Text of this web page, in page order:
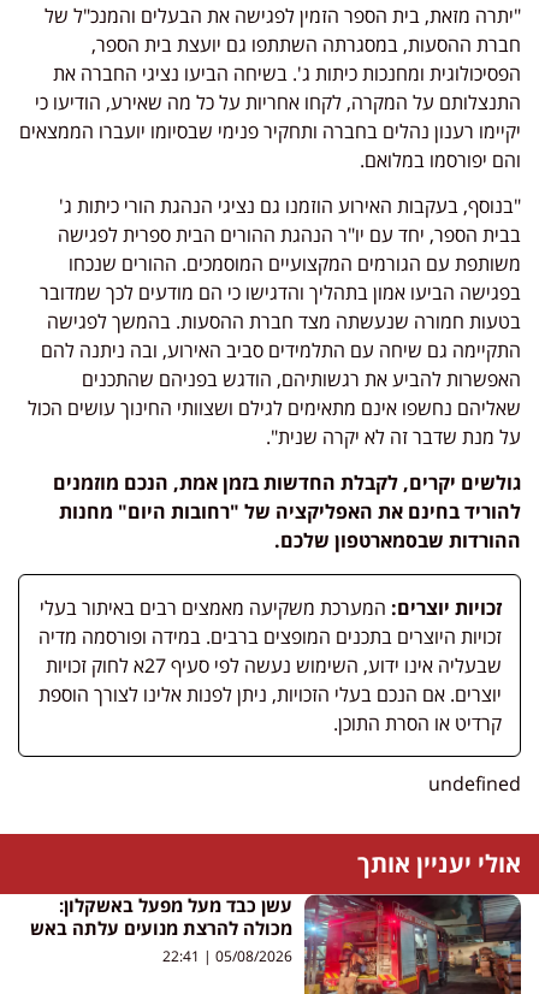
"יתרה מזאת, בית הספר הזמין לפגישה את הבעלים והמנכ"ל של
חברת ההסעות, במסגרתה השתתפו גם יועצת בית הספר,
הפסיכולוגית ומחנכות כיתות ג'. בשיחה הביעו נציגי החברה את
התנצלותם על המקרה, לקחו אחריות על כל מה שאירע, הודיעו כי
יקיימו רענון נהלים בחברה ותחקיר פנימי שבסיומו יועברו הממצאים
והם יפורסמו במלואם.
"בנוסף, בעקבות האירוע הוזמנו גם נציגי הנהגת הורי כיתות ג'
בבית הספר, יחד עם יו"ר הנהגת ההורים הבית ספרית לפגישה
משותפת עם הגורמים המקצועיים המוסמכים. ההורים שנכחו
בפגישה הביעו אמון בתהליך והדגישו כי הם מודעים לכך שמדובר
בטעות חמורה שנעשתה מצד חברת ההסעות. בהמשך לפגישה
התקיימה גם שיחה עם התלמידים סביב האירוע, ובה ניתנה להם
האפשרות להביע את רגשותיהם, הודגש בפניהם שהתכנים
שאליהם נחשפו אינם מתאימים לגילם ושצוותי החינוך עושים הכול
על מנת שדבר זה לא יקרה שנית".
גולשים יקרים, לקבלת החדשות בזמן אמת, הנכם מוזמנים
להוריד בחינם את האפליקציה של "רחובות היום" מחנות
ההורדות שבסמארטפון שלכם.
זכויות יוצרים: המערכת משקיעה מאמצים רבים באיתור בעלי
זכויות היוצרים בתכנים המופצים ברבים. במידה ופורסמה מדיה
שבעליה אינו ידוע, השימוש נעשה לפי סעיף 27א לחוק זכויות
יוצרים. אם הנכם בעלי הזכויות, ניתן לפנות אלינו לצורך הוספת
קרדיט או הסרת התוכן.
undefined
אולי יעניין אותך
עשן כבד מעל מפעל באשקלון:
מכולה להרצת מנועים עלתה באש
05/08/2026